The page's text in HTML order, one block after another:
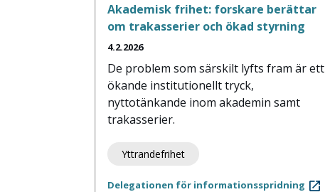
Akademisk frihet: forskare berättar
om trakasserier och ökad styrning
4.2.2026
De problem som särskilt lyfts fram är ett
ökande institutionellt tryck,
nyttotänkande inom akademin samt
trakasserier.
Yttrandefrihet
Delegationen för informationsspridning